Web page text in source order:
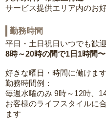
サービス提供エリア内のお
勤務時間
平日・土日祝日いつでも歓迎
8時～20時の間で1日1時間〜
好きな曜日・時間に働けます
勤務時間例：
毎週水曜のみ 9時～12時、
お客様のライフスタイルに
ます